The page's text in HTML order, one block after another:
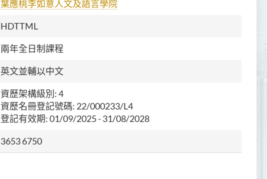
葉應桃李如意人文及語言學院
HDTTML
兩年全日制課程
英文並輔以中文
資歷架構級別: 4
資歷名冊登記號碼: 22/000233/L4
登記有效期:01/09/2025 - 31/08/2028
3653 6750